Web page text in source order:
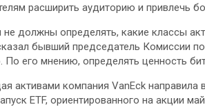
расширить аудиторию и привлечь
не должны определять, какие классы
бывший председатель Комиссии
его мнению, определять ценность
активами компания VanEck
ETF, ориентированного на акции